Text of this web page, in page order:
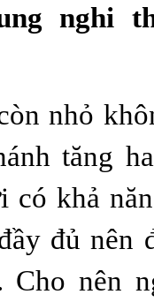
nghi
nhỏ
tăng
có khả
đủ nên
Cho nên